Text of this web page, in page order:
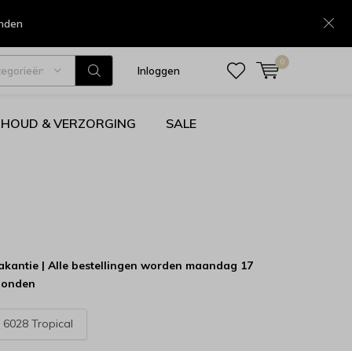
Inloggen
0
& VERZORGING SALE
| Alle bestellingen worden maandag 17
6028 Tropical